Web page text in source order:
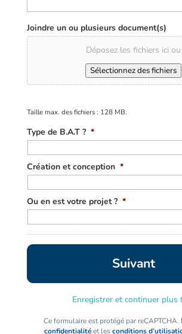
Joindre un ou plusieurs document(s)
Déposez les fichiers ici ou
Sélectionnez des fichiers
Taille max. des fichiers : 128 MB.
Type de B.A.T ? *
Création et conception *
Ou en est votre projet ? *
Enregistrer et continuer plus
Ce formulaire est protégé par reCAPTCHA.
confidentialitéet les conditions